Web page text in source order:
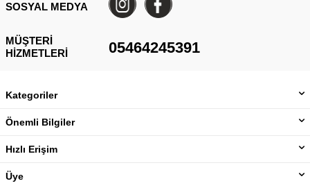
SOSYAL MEDYA
MÜŞTERI
HIZMETLERI
05464245391
Kategoriler
Önemli Bilgiler
Hızlı Erişim
Üye